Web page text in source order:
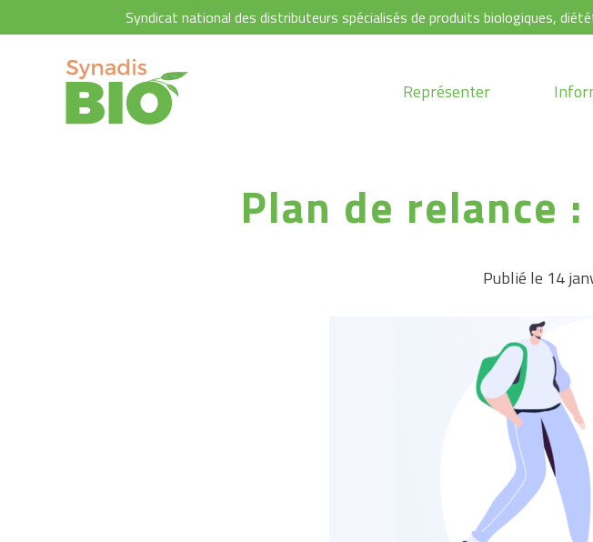
Syndicat national des distributeurs spécialisés de produits biologiques,
Représenter
Plan de relance
Publié le 14